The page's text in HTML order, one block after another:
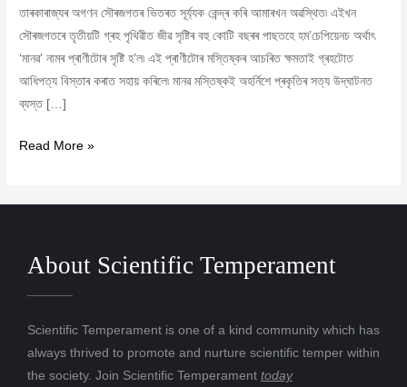
তাৰকাৰাজ্যৰ অগণন সৌৰজগতৰ ভিতৰত সূৰ্য্যক কেন্দ্ৰ কৰি আমাৰখন অৱস্থিত৷ এইখন
সৌৰজগতৰে তৃতীয়টি গ্ৰহ পৃথিৱীত জীৱ সৃষ্টিৰ বহু কোটি বছৰৰ পাছতহে হম’চেপিয়েনচ অৰ্থাৎ
‘মানৱ’ নামৰ প্ৰাণীটোৰ সৃষ্টি হ’ল৷ এই প্ৰাণীটোৰ মস্তিষ্কৰ আচৰিত ক্ষমতাই গ্ৰহটোত
আধিপত্য বিস্তাৰ কৰাত সহায় কৰিলে৷ মানৱ মস্তিষ্কই অহৰ্নিশে প্ৰকৃতিৰ সত্য উদ্‌ঘাটনত
ব্যস্ত […]
Read More »
About Scientific Temperament
Scientific Temperament is one of a kind community which has
always thrived to promote and nurture scientific temper within
the society. Join Scientific Temperament today